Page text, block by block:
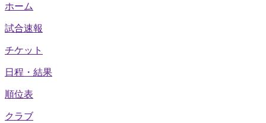
ホーム
試合速報
チケット
日程・結果
順位表
クラブ